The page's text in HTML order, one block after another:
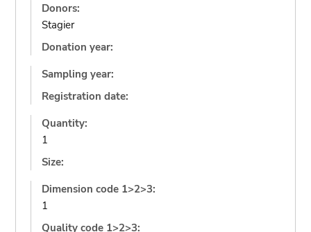
Donors:
Stagier
Donation year:
Sampling year:
Registration date:
Quantity:
1
Size:
Dimension code 1>2>3:
1
Quality code 1>2>3: